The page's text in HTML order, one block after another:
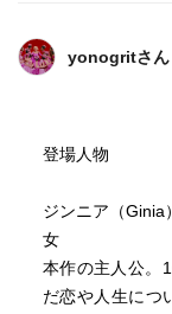
yonogritさん
登場人物
ジンニア（Ginia）
女
本作の主人公。
だ恋や人生につ